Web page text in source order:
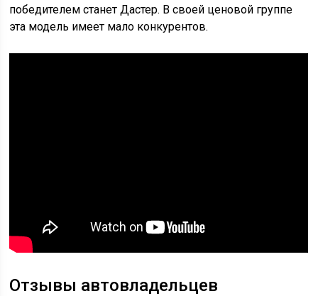
победителем станет Дастер. В своей ценовой группе
эта модель имеет мало конкурентов.
Отзывы автовладельцев